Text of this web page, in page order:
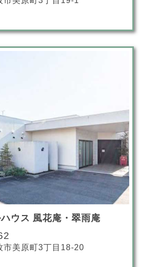
ウス 風花庵・翠雨庵
市美原町3丁目18-20